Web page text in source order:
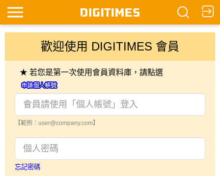
歡迎使用 DIGITIMES 會員
★ 若您是第一次使用會員資料庫，請點選
【範例：user@company.com】
忘記密碼